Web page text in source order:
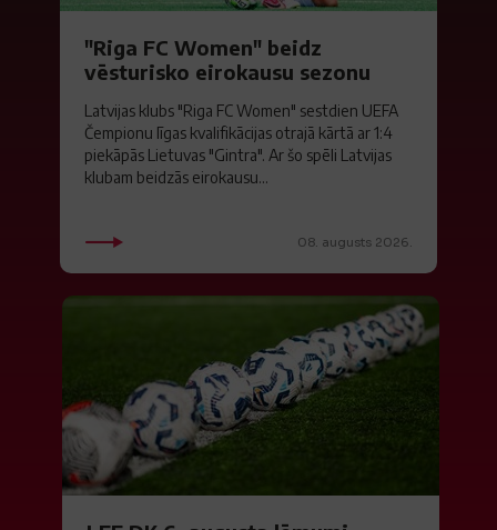
"Riga FC Women" beidz
vēsturisko eirokausu sezonu
Latvijas klubs "Riga FC Women" sestdien UEFA
Čempionu līgas kvalifikācijas otrajā kārtā ar 1:4
piekāpās Lietuvas "Gintra". Ar šo spēli Latvijas
klubam beidzās eirokausu...
08. augusts 2026.